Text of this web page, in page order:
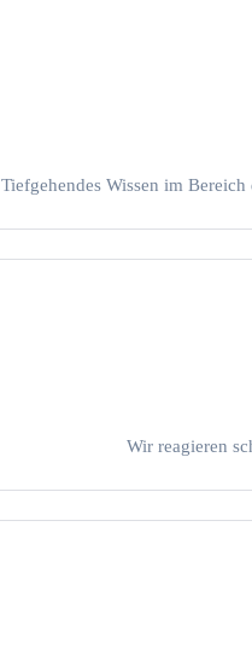
Tiefgehendes Wissen im
Wir reagieren